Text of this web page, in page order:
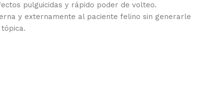
pulguicidas y rápido poder de volteo.
y externamente al paciente felino sin generarle